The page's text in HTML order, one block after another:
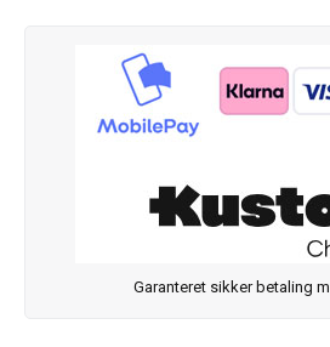
Garanteret sikker betaling